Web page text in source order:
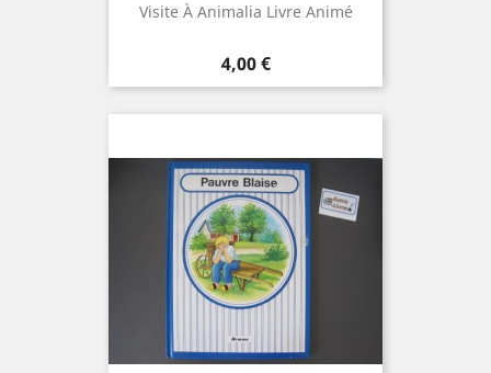
Visite À Animalia Livre Animé
Prix
4,00 €